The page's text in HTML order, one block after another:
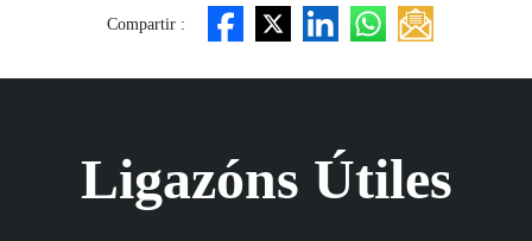
Compartir :
Ligazóns Útiles